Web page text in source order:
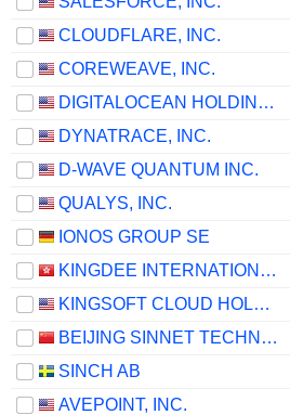
CLOUDFLARE, INC.
COREWEAVE, INC.
DIGITALOCEAN HOLDINGS, INC.
DYNATRACE, INC.
D-WAVE QUANTUM INC.
QUALYS, INC.
IONOS GROUP SE
KINGDEE INTERNATIONAL SOFTWARE GROUP COMPANY LIMITED
KINGSOFT CLOUD HOLDINGS LIMITED
BEIJING SINNET TECHNOLOGY CO.,LTD
SINCH AB
AVEPOINT, INC.